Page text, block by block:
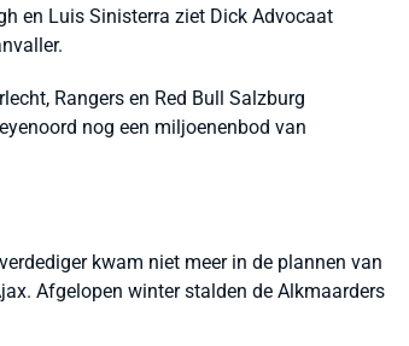
en Luis Sinisterra ziet Dick Advocaat
Rangers en Red Bull Salzburg
nog een miljoenenbod van
kwam niet meer in de plannen van
Afgelopen winter stalden de Alkmaarders